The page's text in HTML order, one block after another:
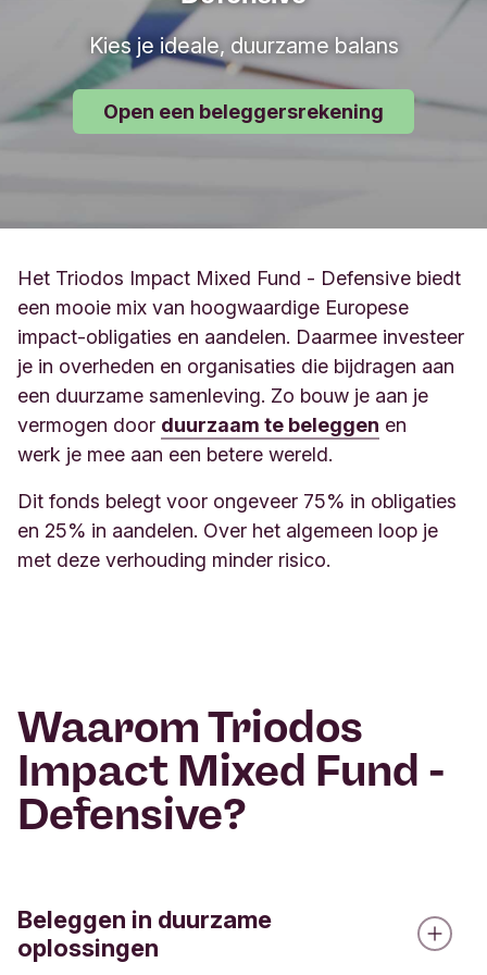
Kies je ideale, duurzame balans
Open een beleggersrekening
Het Triodos Impact Mixed Fund - Defensive biedt
een mooie mix van hoogwaardige Europese
impact-obligaties en aandelen. Daarmee investeer
je in overheden en organisaties die bijdragen aan
een duurzame samenleving. Zo bouw je aan je
vermogen door duurzaam te beleggen en
werk je mee aan een betere wereld.
Dit fonds belegt voor ongeveer 75% in obligaties
en 25% in aandelen. Over het algemeen loop je
met deze verhouding minder risico.
Waarom Triodos
Impact Mixed Fund -
Defensive?
Beleggen in duurzame
oplossingen